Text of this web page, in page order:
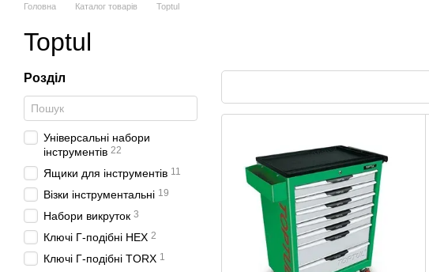
Головна Каталог товарів Toptul
Toptul
Розділ
Універсальні набори
інструментів 22
Ящики для інструментів 11
Візки інструментальні 19
Набори викруток 3
Ключі Г-подібні HEX 2
Ключі Г-подібні TORX 1